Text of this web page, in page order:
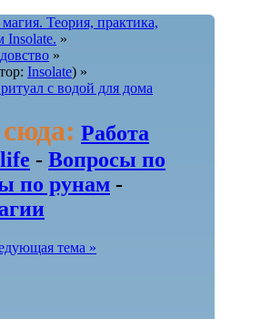
Теория, практика,
Insolate. »
»
Insolate) »
с водой для дома
Работа
- Вопросы по
по рунам -
тема »